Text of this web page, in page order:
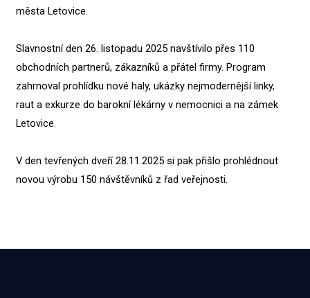
města Letovice.
Slavnostní den 26. listopadu 2025 navštívilo přes 110
obchodních partnerů, zákazníků a přátel firmy. Program
zahrnoval prohlídku nové haly, ukázky nejmodernější linky,
raut a exkurze do barokní lékárny v nemocnici a na zámek
Letovice.
V den tevřených dveří 28.11.2025 si pak přišlo prohlédnout
novou výrobu 150 návštěvníků z řad veřejnosti.